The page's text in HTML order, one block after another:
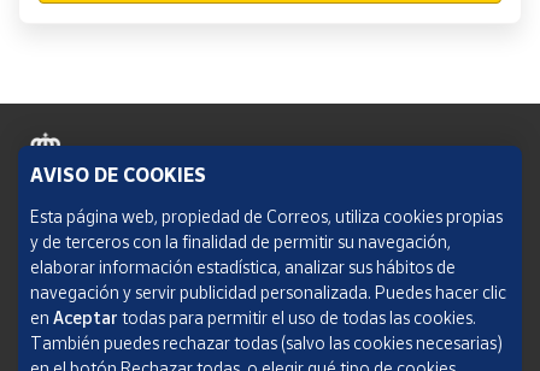
Política de cookies
Aviso legal
Condiciones del servicio
Política de Privacidad Web
AVISO DE COOKIES
Esta página web, propiedad de Correos, utiliza cookies propias
y de terceros con la finalidad de permitir su navegación,
elaborar información estadística, analizar sus hábitos de
navegación y servir publicidad personalizada. Puedes hacer clic
en Aceptar todas para permitir el uso de todas las cookies.
También puedes rechazar todas (salvo las cookies necesarias)